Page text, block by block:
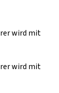
wird mit
wird mit